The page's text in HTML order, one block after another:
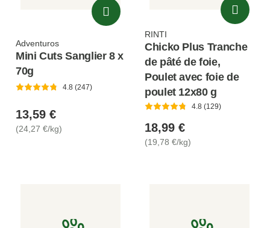
Adventuros
Mini Cuts Sanglier 8 x
70g
4.8 (247)
13,59 €
(24,27 €/kg)
RINTI
Chicko Plus Tranche
de pâté de foie,
Poulet avec foie de
poulet 12x80 g
4.8 (129)
18,99 €
(19,78 €/kg)